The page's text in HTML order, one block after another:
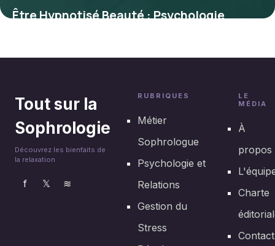
Être Hypnotisé Beauté : Psychologie
28 juin 2026
Tout sur la
Sophrologie
Découvrez les bienfaits de
la relaxation
f 𝕏 ≋
RUBRIQUES
Métier
Sophrologue
Psychologie et
Relations
Gestion du
Stress
LE
MÉDIA
À
propos
Charte
Contact